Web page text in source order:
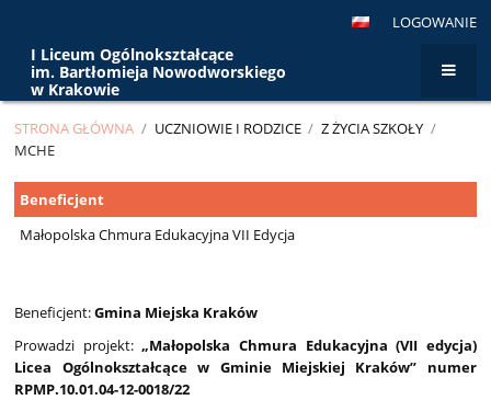
LOGOWANIE
I Liceum Ogólnokształcące
im. Bartłomieja Nowodworskiego
w Krakowie
STRONA GŁÓWNA / UCZNIOWIE I RODZICE / Z ŻYCIA SZKOŁY /
MCHE
MChE
Beneficjent
Małopolska Chmura Edukacyjna VII Edycja
Beneficjent:Gmina Miejska Kraków
Prowadzi projekt:„Małopolska Chmura Edukacyjna (VII edycja)
Licea Ogólnokształcące w Gminie Miejskiej Kraków” numer
RPMP.10.01.04-12-0018/22